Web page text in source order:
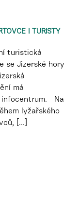
I TURISTY
turistická
se Jizerské hory
má
infocentrum. Na
lyžařského
[...]